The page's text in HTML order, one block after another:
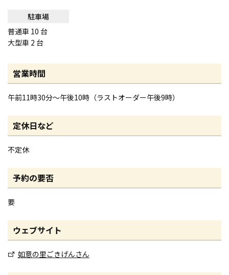
駐車場
普通車 10 台
大型車 2 台
営業時間
午前11時30分～午後10時（ラストオーダー午後9時）
定休日など
不定休
予約の要否
要
ウェブサイト
如意の里ごきげんさん